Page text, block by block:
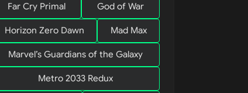
Far Cry Primal God of War
Horizon Zero Dawn Mad Max
Marvel’s Guardians of the Galaxy
Metro 2033 Redux